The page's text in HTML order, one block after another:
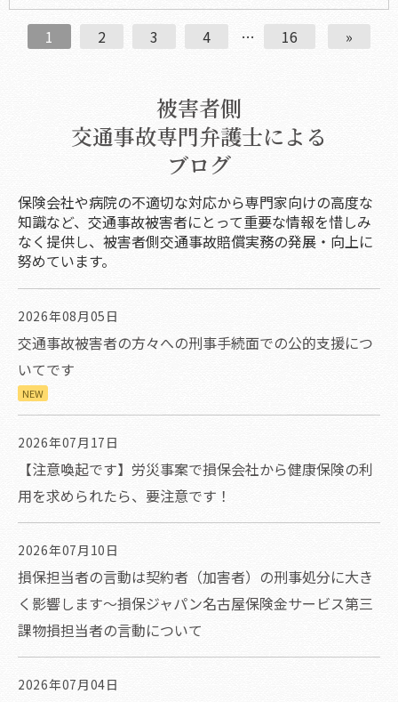
1 2 3 4 … 16 »
被害者側
交通事故専門弁護士による
ブログ
保険会社や病院の不適切な対応から専門家向けの高度な
知識など、交通事故被害者にとって重要な情報を惜しみ
なく提供し、被害者側交通事故賠償実務の発展・向上に
努めています。
2026年08月05日
交通事故被害者の方々への刑事手続面での公的支援につ
いてです
NEW
2026年07月17日
【注意喚起です】労災事案で損保会社から健康保険の利
用を求められたら、要注意です！
2026年07月10日
損保担当者の言動は契約者（加害者）の刑事処分に大き
く影響します～損保ジャパン名古屋保険金サービス第三
課物損担当者の言動について
2026年07月04日